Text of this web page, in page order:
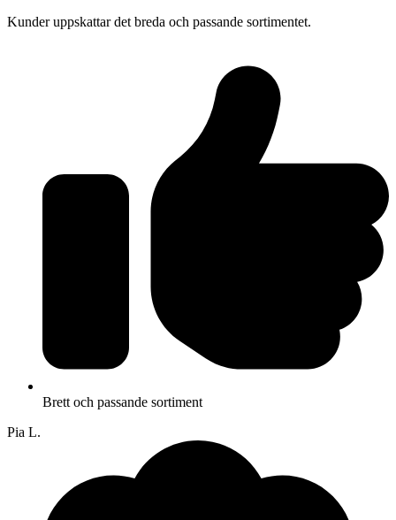
Kunder uppskattar det breda och passande sortimentet.
Brett och passande sortiment
Pia L.